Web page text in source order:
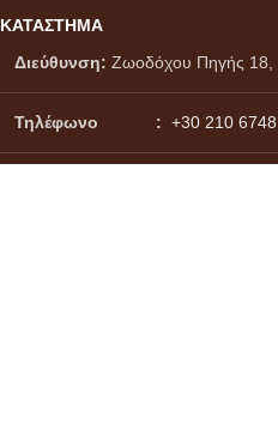
ΚΑΤΑΣΤΗΜΑ
Διεύθυνση: Ζωοδόχου Πηγής 18,
Τηλέφωνο : +30 210